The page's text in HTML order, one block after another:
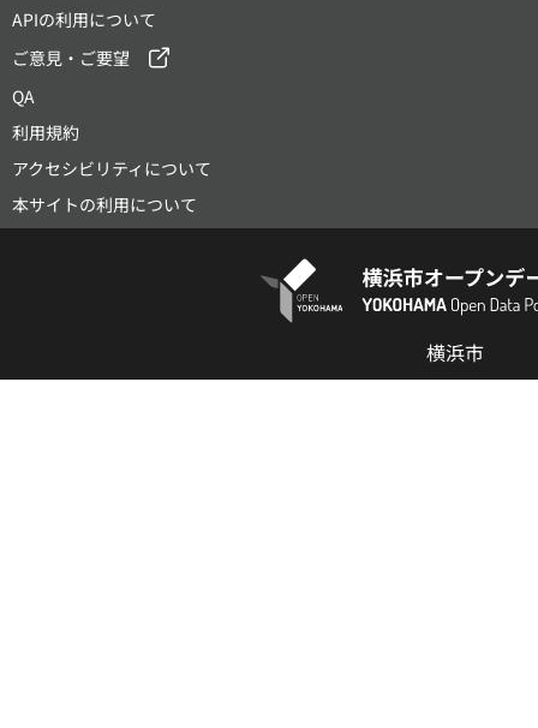
APIの利用について
ご意見・ご要望
QA
利用規約
アクセシビリティについて
本サイトの利用について
横浜市